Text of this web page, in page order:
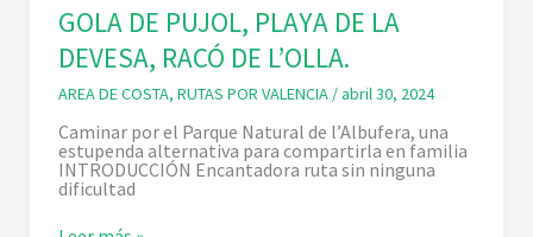
A
Y
Y
U
B
E
L
V
A
L
E
D
E
L
GOLA DE PUJOL, PLAYA DE LA
DEVESA, RACÓ DE L’OLLA.
AREA DE COSTA, RUTAS POR VALENCIA/abril 30, 2024
Caminar por el Parque Natural de l’Albufera, una
estupenda alternativa para compartirla en familia
INTRODUCCIÓN Encantadora ruta sin ninguna
dificultad